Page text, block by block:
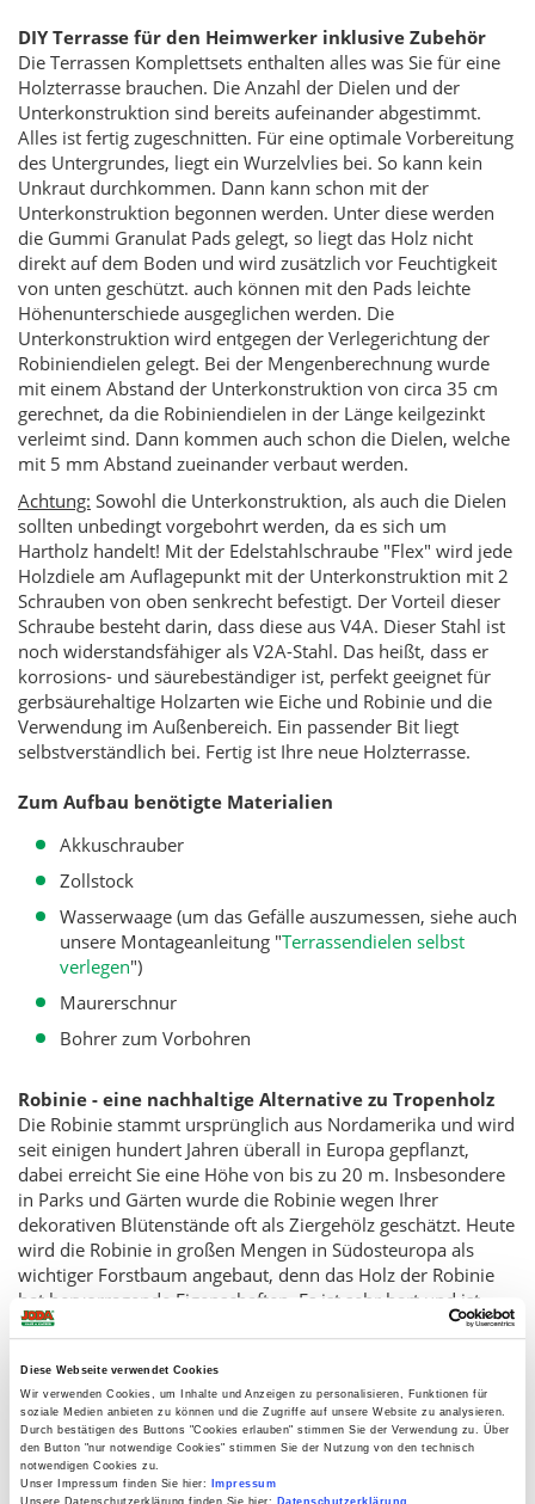
Diese Webseite verwendet Cookies
Wir verwenden Cookies, um Inhalte und Anzeigen zu personalisieren, Funktionen für
soziale Medien anbieten zu können und die Zugriffe auf unsere Website zu analysieren.
Durch bestätigen des Buttons "Cookies erlauben" stimmen Sie der Verwendung zu. Über
den Button "nur notwendige Cookies" stimmen Sie der Nutzung von den technisch
notwendigen Cookies zu.
Unser Impressum finden Sie hier:
Impressum
Unsere Datenschutzerklärung finden Sie hier:
Datenschutzerklärung
DIY Terrasse für den Heimwerker inklusive Zubehör
Die Terrassen Komplettsets enthalten alles was Sie für eine
Holzterrasse brauchen. Die Anzahl der Dielen und der
Unterkonstruktion sind bereits aufeinander abgestimmt.
Alles ist fertig zugeschnitten. Für eine optimale Vorbereitung
des Untergrundes, liegt ein Wurzelvlies bei. So kann kein
Unkraut durchkommen. Dann kann schon mit der
Unterkonstruktion begonnen werden. Unter diese werden
die Gummi Granulat Pads gelegt, so liegt das Holz nicht
direkt auf dem Boden und wird zusätzlich vor Feuchtigkeit
von unten geschützt. auch können mit den Pads leichte
Höhenunterschiede ausgeglichen werden. Die
Unterkonstruktion wird entgegen der Verlegerichtung der
Robiniendielen gelegt. Bei der Mengenberechnung wurde
mit einem Abstand der Unterkonstruktion von circa 35 cm
gerechnet, da die Robiniendielen in der Länge keilgezinkt
verleimt sind. Dann kommen auch schon die Dielen, welche
mit 5 mm Abstand zueinander verbaut werden.
Achtung: Sowohl die Unterkonstruktion, als auch die Dielen
sollten unbedingt vorgebohrt werden, da es sich um
Hartholz handelt! Mit der Edelstahlschraube "Flex" wird jede
Holzdiele am Auflagepunkt mit der Unterkonstruktion mit 2
Schrauben von oben senkrecht befestigt. Der Vorteil dieser
Schraube besteht darin, dass diese aus V4A. Dieser Stahl ist
noch widerstandsfähiger als V2A-Stahl. Das heißt, dass er
korrosions- und säurebeständiger ist, perfekt geeignet für
gerbsäurehaltige Holzarten wie Eiche und Robinie und die
Verwendung im Außenbereich. Ein passender Bit liegt
selbstverständlich bei. Fertig ist Ihre neue Holzterrasse.
Zum Aufbau benötigte Materialien
Akkuschrauber
Zollstock
Wasserwaage (um das Gefälle auszumessen, siehe auch
unsere Montageanleitung "Terrassendielen selbst
verlegen")
Maurerschnur
Bohrer zum Vorbohren
Robinie - eine nachhaltige Alternative zu Tropenholz
Die Robinie stammt ursprünglich aus Nordamerika und wird
seit einigen hundert Jahren überall in Europa gepflanzt,
dabei erreicht Sie eine Höhe von bis zu 20 m. Insbesondere
in Parks und Gärten wurde die Robinie wegen Ihrer
dekorativen Blütenstände oft als Ziergehölz geschätzt. Heute
wird die Robinie in großen Mengen in Südosteuropa als
wichtiger Forstbaum angebaut, denn das Holz der Robinie
hat hervorragende Eigenschaften. Es ist sehr hart und ist
durch seinen hohen Gerbsäureanteil äußerst dauerhaft im
Europa kultivierten Holzarten der Dauerhaftigkeitsklasse 1-2
(nach DIN EN 350) zugeordnet. Dies schaffen sonst nur
tropische Holzarten welche oft auf ehemaligen
Regenwaldflächen angebaut werden und über lange
Transportwege geschafft werden muss. Somit ist die Robinie